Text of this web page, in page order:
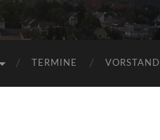
TERMINE VORSTAND